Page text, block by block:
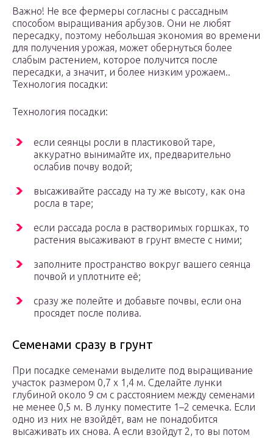
Важно! Не все фермеры согласны с рассадным
способом выращивания арбузов. Они не любят
пересадку, поэтому небольшая экономия во времени
для получения урожая, может обернуться более
слабым растением, которое получится после
пересадки, а значит, и более низким урожаем..
Технология посадки:
Технология посадки:
если сеянцы росли в пластиковой таре,
аккуратно вынимайте их, предварительно
ослабив почву водой;
высаживайте рассаду на ту же высоту, как она
росла в таре;
если рассада росла в растворимых горшках, то
растения высаживают в грунт вместе с ними;
заполните пространство вокруг вашего сеянца
почвой и уплотните её;
сразу же полейте и добавьте почвы, если она
просядет после полива.
Семенами сразу в грунт
При посадке семенами выделите под выращивание
участок размером 0,7 х 1,4 м. Сделайте лунки
глубиной около 9 см с расстоянием между семенами
не менее 0,5 м. В лунку поместите 1–2 семечка. Если
одно из них не взойдёт, вам не понадобится
высаживать их снова. А если взойдут 2, то вы потом